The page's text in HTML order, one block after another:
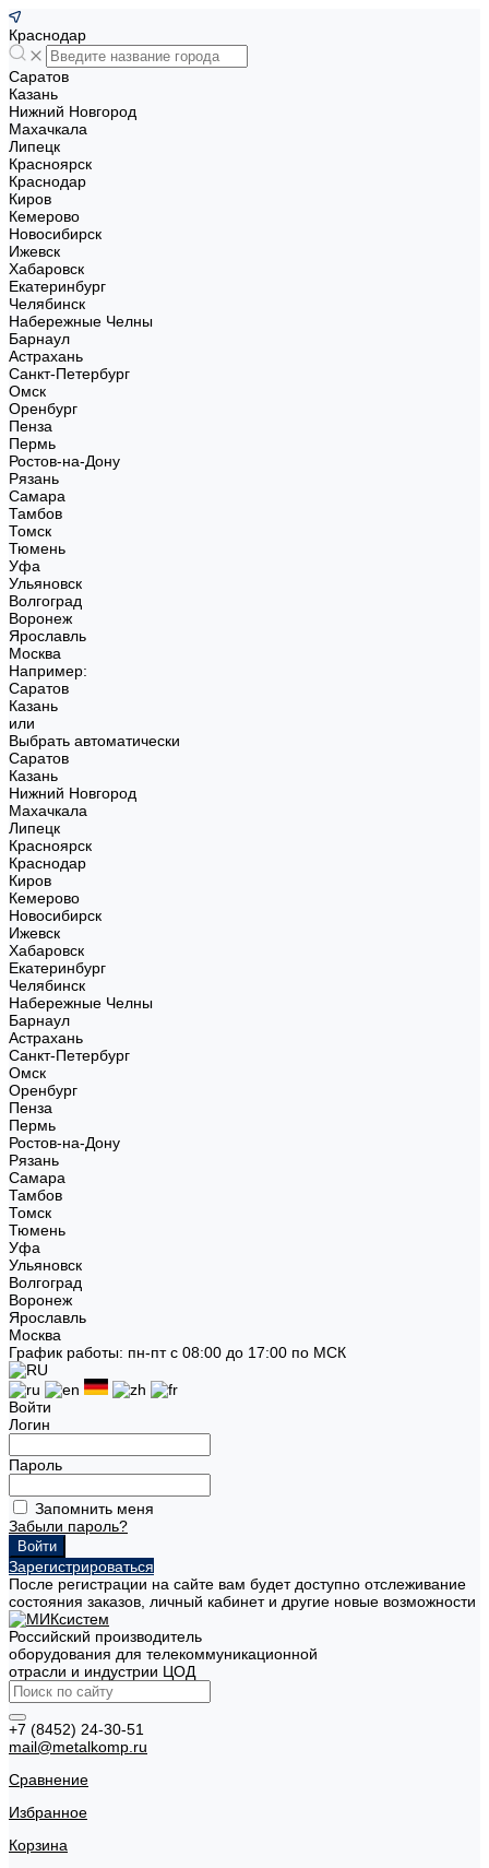
Краснодар
Саратов
Казань
Нижний Новгород
Махачкала
Липецк
Красноярск
Краснодар
Киров
Кемерово
Новосибирск
Ижевск
Хабаровск
Екатеринбург
Челябинск
Набережные Челны
Барнаул
Астрахань
Санкт-Петербург
Омск
Оренбург
Пенза
Пермь
Ростов-на-Дону
Рязань
Самара
Тамбов
Томск
Тюмень
Уфа
Ульяновск
Волгоград
Воронеж
Ярославль
Москва
Например:
Саратов
Казань
или
Выбрать автоматически
Саратов
Казань
Нижний Новгород
Махачкала
Липецк
Красноярск
Краснодар
Киров
Кемерово
Новосибирск
Ижевск
Хабаровск
Екатеринбург
Челябинск
Набережные Челны
Барнаул
Астрахань
Санкт-Петербург
Омск
Оренбург
Пенза
Пермь
Ростов-на-Дону
Рязань
Самара
Тамбов
Томск
Тюмень
Уфа
Ульяновск
Волгоград
Воронеж
Ярославль
Москва
График работы: пн-пт с 08:00 до 17:00 по МСК
Войти
Логин
Пароль
Запомнить меня
Забыли пароль?
Зарегистрироваться
После регистрации на сайте вам будет доступно отслеживание
состояния заказов, личный кабинет и другие новые возможности
Российский производитель
оборудования для телекоммуникационной
отрасли и индустрии ЦОД
+7 (8452) 24-30-51
mail@metalkomp.ru
Сравнение
Избранное
Корзина